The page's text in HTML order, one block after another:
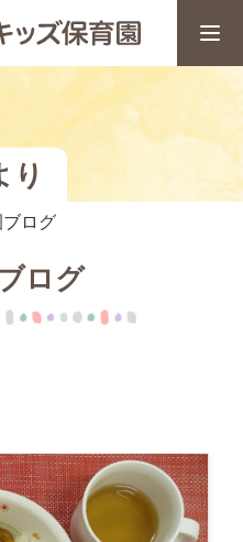
り
ログ
ログ